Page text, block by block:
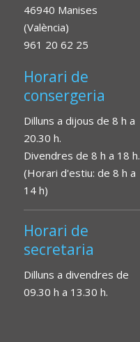
46940 Manises
(València)
961 20 62 25
Horari de
consergeria
Dilluns a dijous de 8 h a
20.30 h.
Divendres de 8 h a 18 h.
(Horari d'estiu: de 8 h a
14 h)
Horari de
secretaria
Dilluns a divendres de
09.30 h a 13.30 h.